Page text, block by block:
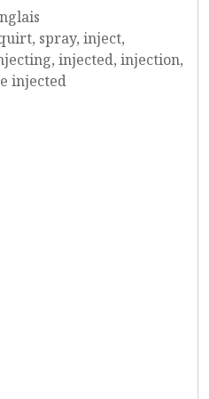
spray, inject,
injected, injection,
injected